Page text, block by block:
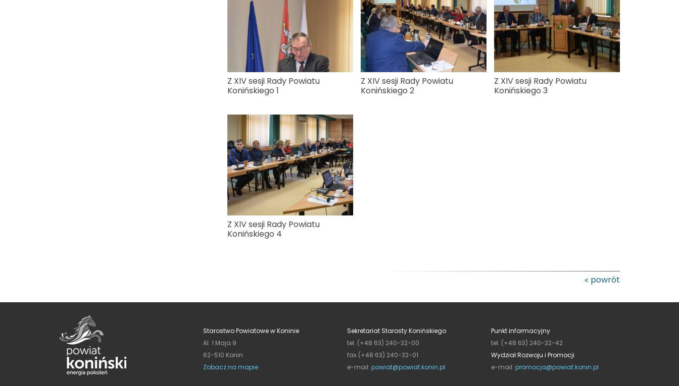
Z XIV sesji Rady Powiatu
Konińskiego 1
Z XIV sesji Rady Powiatu
Konińskiego 2
Z XIV sesji Rady Powiatu
Konińskiego 3
Z XIV sesji Rady Powiatu
Konińskiego 4
powrót
Starostwo Powiatowe w Koninie
Al. 1 Maja 9
62-510 Konin
Zobacz na mapie
Sekretariat Starosty Konińskiego
tel. (+48 63) 240-32-00
fax (+48 63) 240-32-01
e-mail: powiat@powiat.konin.pl
Punkt informacyjny
tel. (+48 63) 240-32-42
Wydział Rozwoju i Promocji
e-mail: promocja@powiat.konin.pl